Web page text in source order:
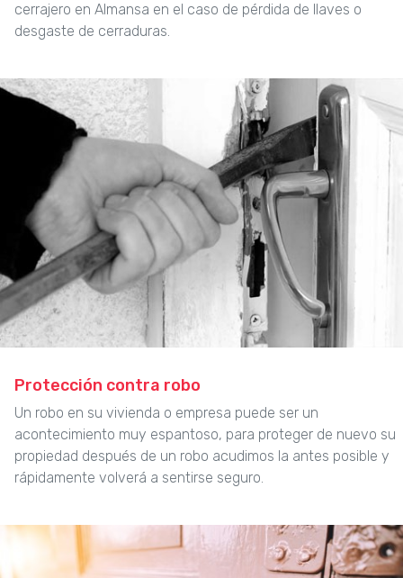
cerrajero en Almansa en el caso de pérdida de llaves o
desgaste de cerraduras.
Protección contra robo
Un robo en su vivienda o empresa puede ser un
acontecimiento muy espantoso, para proteger de nuevo su
propiedad después de un robo acudimos la antes posible y
rápidamente volverá a sentirse seguro.